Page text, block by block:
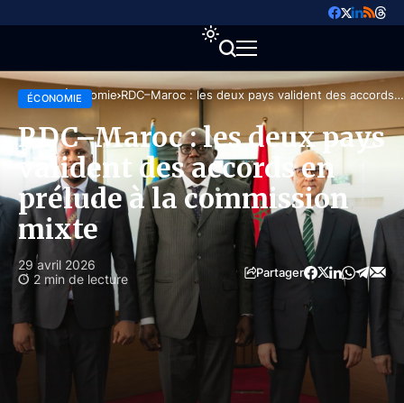
Accueil Économie RDC–Maroc : les deux pays valident des accords
en prélude à la commission mixte
ÉCONOMIE
RDC–Maroc : les deux pays
valident des accords en
prélude à la commission
mixte
29 avril 2026
2 min de lecture
Partager